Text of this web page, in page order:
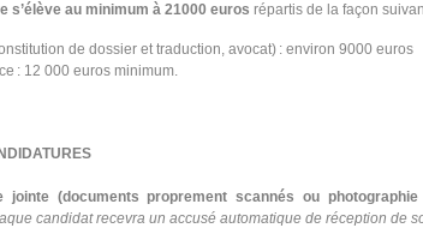
s’élève au minimum à 21000 euros répartis de la façon
de dossier et traduction, avocat) : environ 9000 euros
: 12 000 euros minimum.
(documents proprement scannés ou
candidat recevra un accusé automatique de réception de